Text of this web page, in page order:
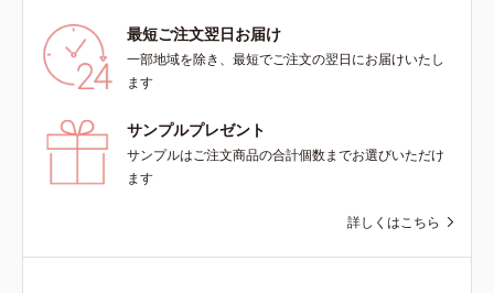
最短ご注文翌日お届け
一部地域を除き、最短でご注文の翌日にお届けいたし
ます
サンプルプレゼント
サンプルはご注文商品の合計個数までお選びいただけ
ます
詳しくはこちら